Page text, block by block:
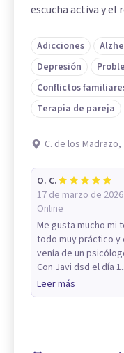
escucha activa y el
Adicciones
Depresión
Conflictos
Terapia de pareja
C. de los
O. C.
17 de marzo de 2026
Online
Me gusta mucho mi
todo muy práctico y
venía de un
Con Javi dsd el día
Leer más